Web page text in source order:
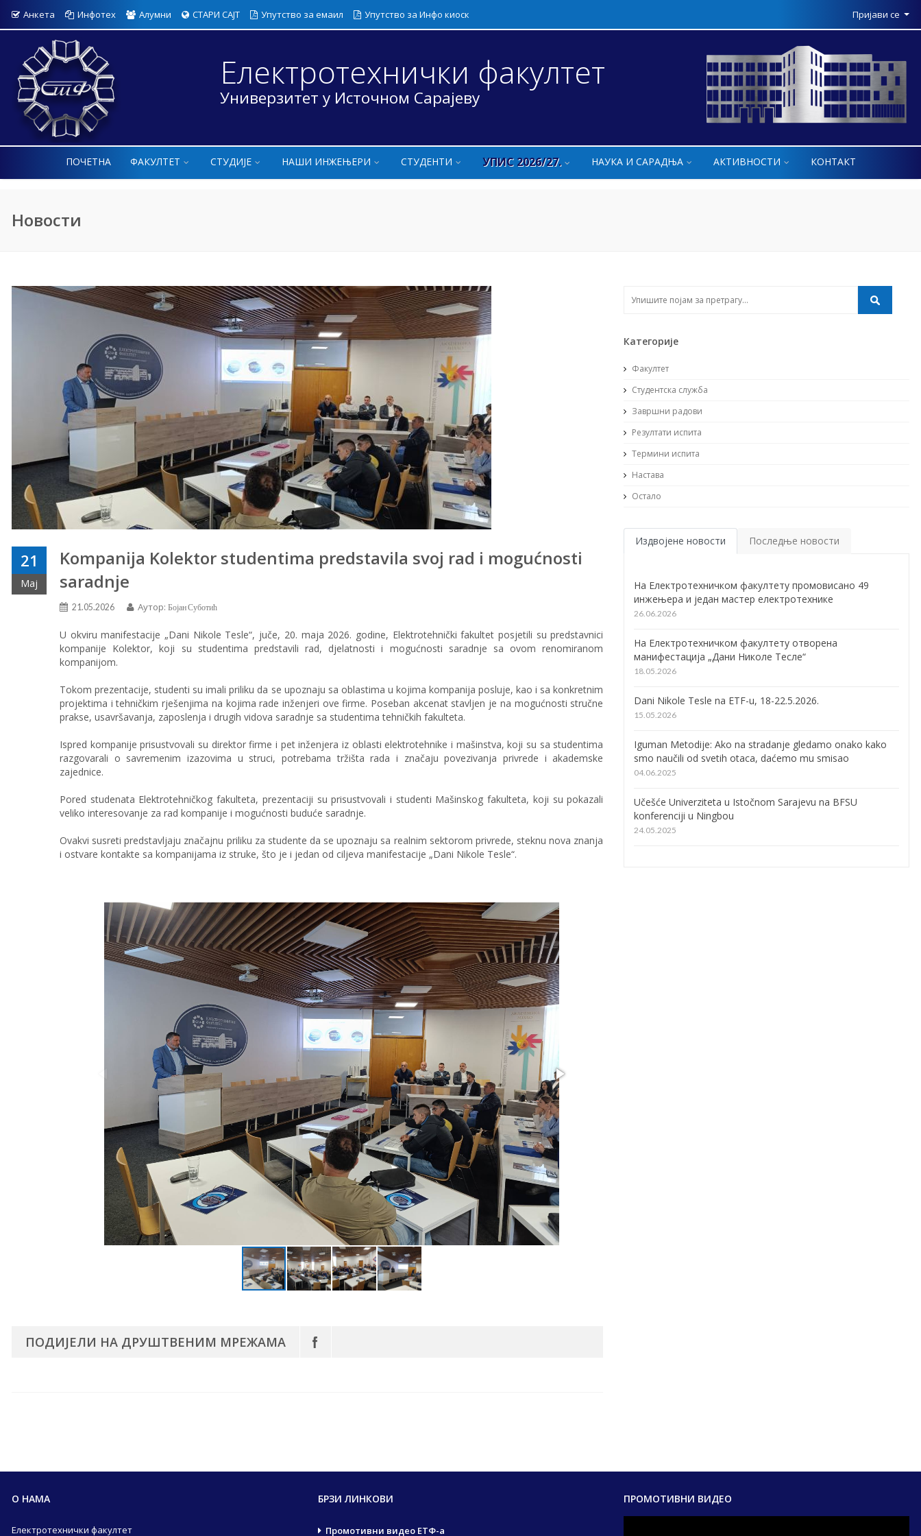
Анкета Инфотех Алумни СТАРИ САЈТ Упутство за емаил Упутство за Инфо киоск Пријави се
Електротехнички факултет
Универзитет у Источном Сарајеву
ПОЧЕТНА ФАКУЛТЕТ СТУДИЈЕ НАШИ ИНЖЕЊЕРИ СТУДЕНТИ УПИС 2026/27. НАУКА И САРАДЊА АКТИВНОСТИ КОНТАКТ
Новости
21
Мај
Kompanija Kolektor studentima predstavila svoj rad i mogućnosti
saradnje
21.05.2026 Аутор: Бојан Суботић
U okviru manifestacije „Dani Nikole Tesle“, juče, 20. maja 2026. godine, Elektrotehnički fakultet posjetili su predstavnici
kompanije Kolektor, koji su studentima predstavili rad, djelatnosti i mogućnosti saradnje sa ovom renomiranom
kompanijom.
Tokom prezentacije, studenti su imalipriliku da se upoznaju sa oblastima u kojima kompanija posluje, kao i sa konkretnim
projektima i tehničkim rješenjima na kojima rade inženjeri ove firme. Poseban akcenat stavljen je na mogućnosti stručne
prakse, usavršavanja, zaposlenja i drugih vidova saradnje sa studentima tehničkih fakulteta.
Ispred kompanije prisustvovali su direktor firme i pet inženjera iz oblasti elektrotehnike i mašinstva, koji su sa studentima
razgovarali o savremenim izazovima u struci, potrebama tržišta rada i značaju povezivanja privrede i akademske
zajednice.
Pored studenata Elektrotehničkog fakulteta, prezentaciji su prisustvovali i studenti Mašinskog fakulteta, koji su pokazali
veliko interesovanje za rad kompanije i mogućnosti buduće saradnje.
Ovakvi susreti predstavljaju značajnu priliku za studente da se upoznaju sa realnim sektorom privrede, steknu nova znanja
i ostvare kontakte sa kompanijama iz struke, što je i jedan od ciljeva manifestacije „Dani Nikole Tesle“.
ПОДИЈЕЛИ НА ДРУШТВЕНИМ МРЕЖАМА
Категорије
Факултет
Студентска служба
Завршни радови
Резултати испита
Термини испита
Настава
Остало
Издвојене новости Последње новости
На Електротехничком факултету промовисано 49
инжењера и један мастер електротехнике
26.06.2026
На Електротехничком факултету отворена
манифестација „Дани Николе Тесле“
18.05.2026
Dani Nikole Tesle na ETF-u, 18-22.5.2026.
15.05.2026
Iguman Metodije: Ako na stradanje gledamo onako kako
smo naučili od svetih otaca, daćemo mu smisao
04.06.2025
Učešće Univerziteta u Istočnom Sarajevu na BFSU
konferenciji u Ningbou
24.05.2025
О НАМА
Електротехнички факултет
БРЗИ ЛИНКОВИ
Промотивни видео ЕТФ-а
ПРОМОТИВНИ ВИДЕО